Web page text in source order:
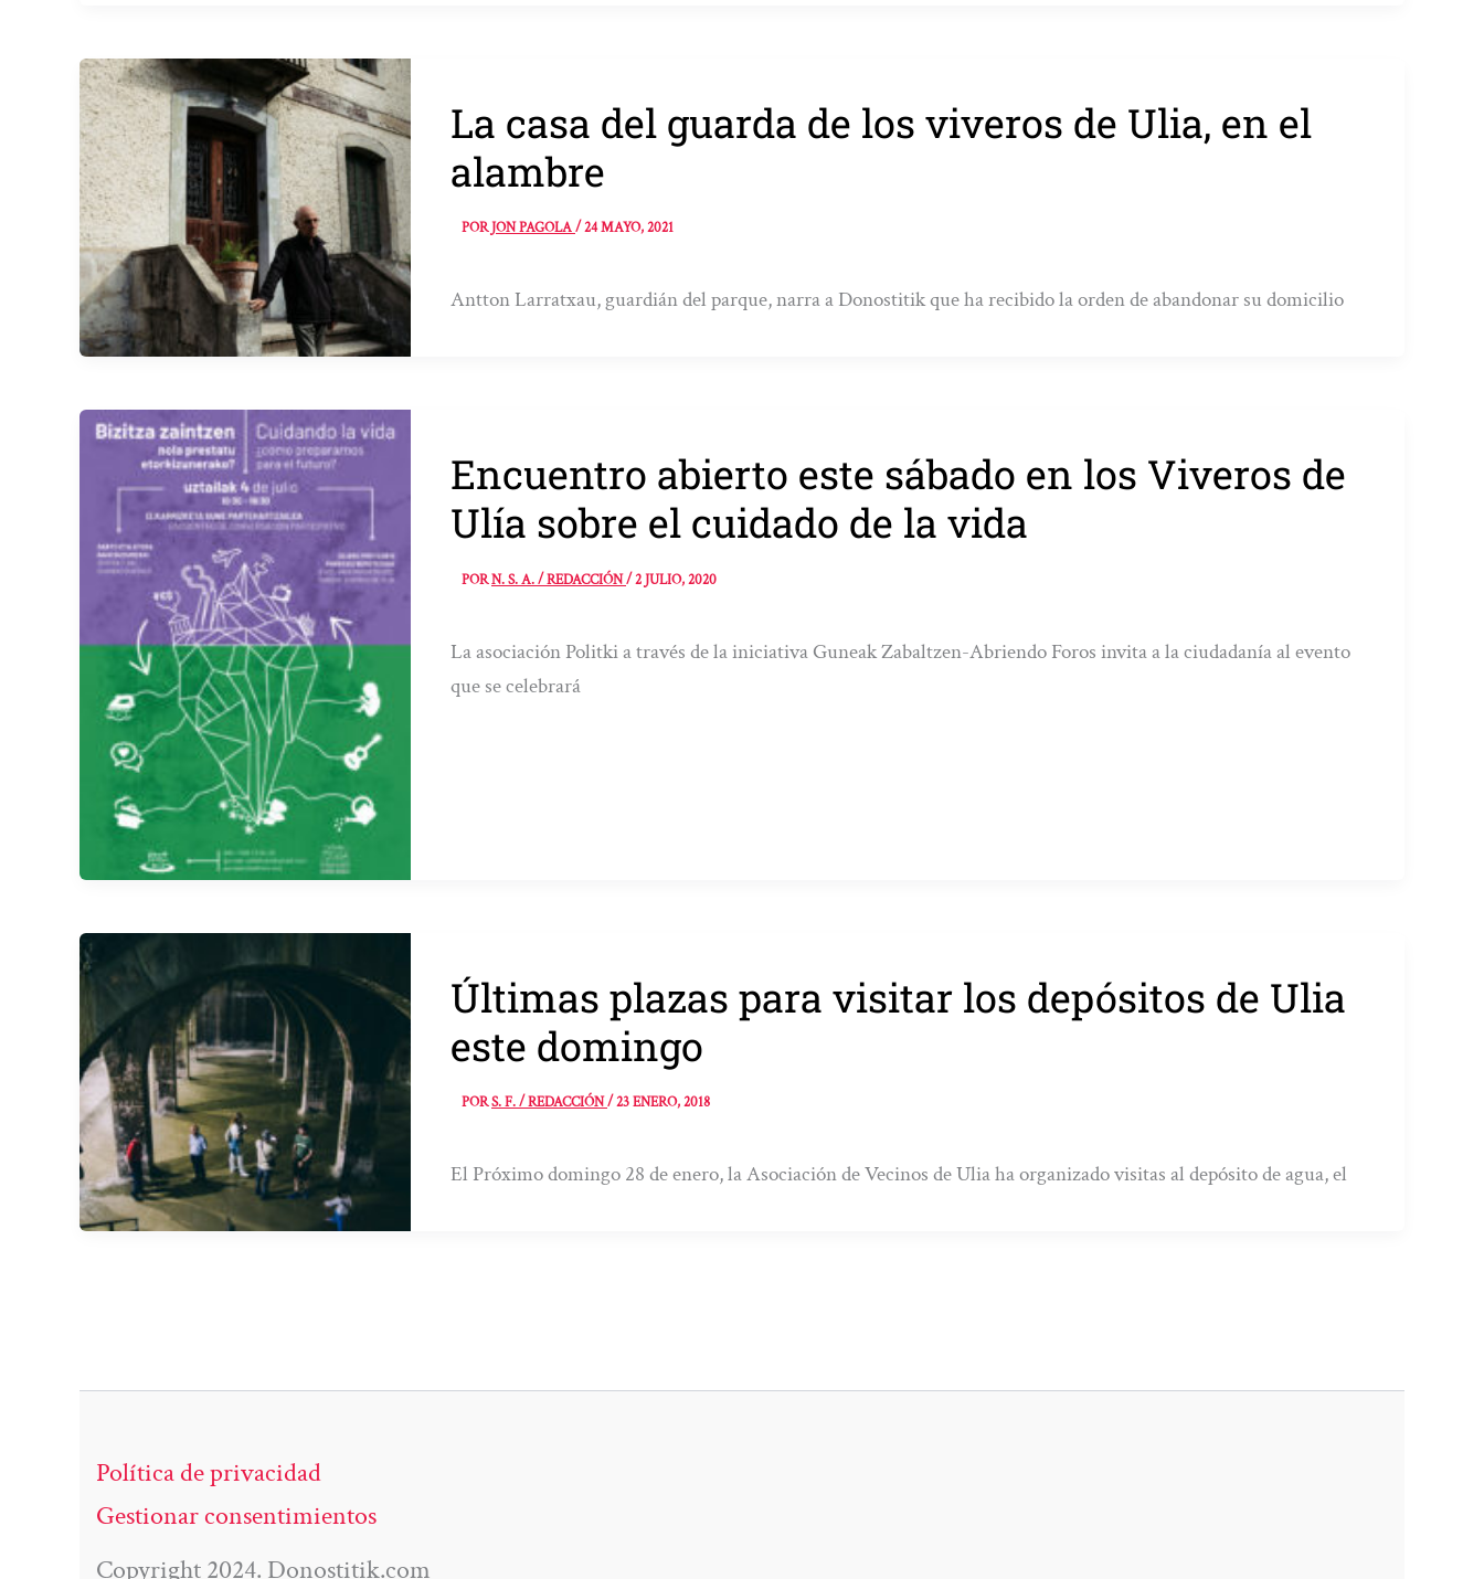
La casa del guarda de los viveros de Ulia, en el
alambre
PORJON PAGOLA/24 MAYO, 2021
Antton Larratxau, guardián del parque, narra a Donostitik que ha recibido la orden de abandonar su domicilio
Encuentro abierto este sábado en los Viveros de
Ulía sobre el cuidado de la vida
PORN. S. A. / REDACCIÓN/2 JULIO, 2020
La asociación Politki a través de la iniciativa Guneak Zabaltzen-Abriendo Foros invita a la ciudadanía al evento
que se celebrará
Últimas plazas para visitar los depósitos de Ulia
este domingo
PORS. F. / REDACCIÓN/23 ENERO, 2018
El Próximo domingo 28 de enero, la Asociación de Vecinos de Ulia ha organizado visitas al depósito de agua, el
Política de privacidad
Gestionar consentimientos
Copyright 2024. Donostitik.com